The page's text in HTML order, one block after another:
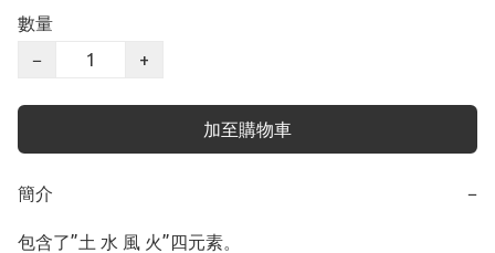
數量
−
+
加至購物車
簡介 −
包含了”土 水 風 火”四元素。